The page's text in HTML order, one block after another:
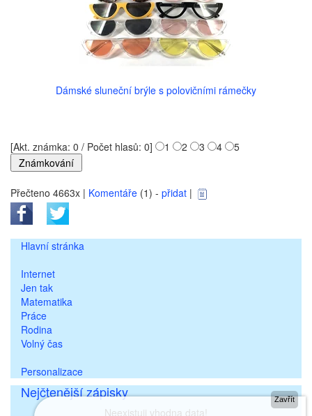
Dámské sluneční brýle s polovičními rámečky
[Akt. známka: 0 / Počet hlasů: 0] 1 2 3 4 5
Přečteno 4663x | Komentáře (1) - přidat |
Hlavní stránka
Internet
Jen tak
Matematika
Práce
Rodina
Volný čas
Personalizace
Nejčtenější zápisky
Neexistuji vhodna data!
Zavřít